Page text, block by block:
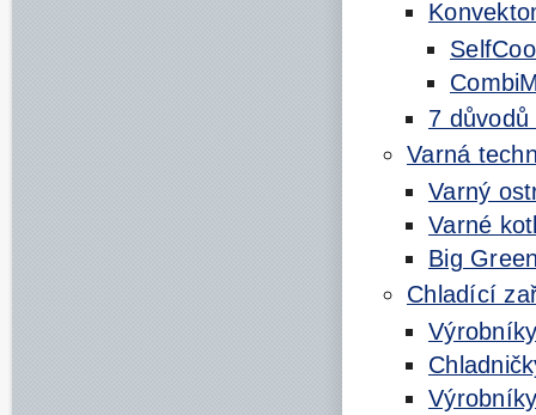
7
Varná
Varný
Varné
Big
Chladící